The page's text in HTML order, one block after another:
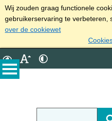
Wij zouden graag functionele
gebruikerservaring te verbeteren,
over de cookiewet